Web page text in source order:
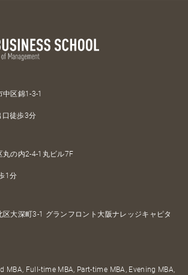
区錦1-3-1
口徒歩3分
の内2-4-1丸ビル7F
1分
大深町3-1 グランフロント大阪ナレッジキャピタ
MBA, Full-time MBA, Part-time MBA, Evening MBA,